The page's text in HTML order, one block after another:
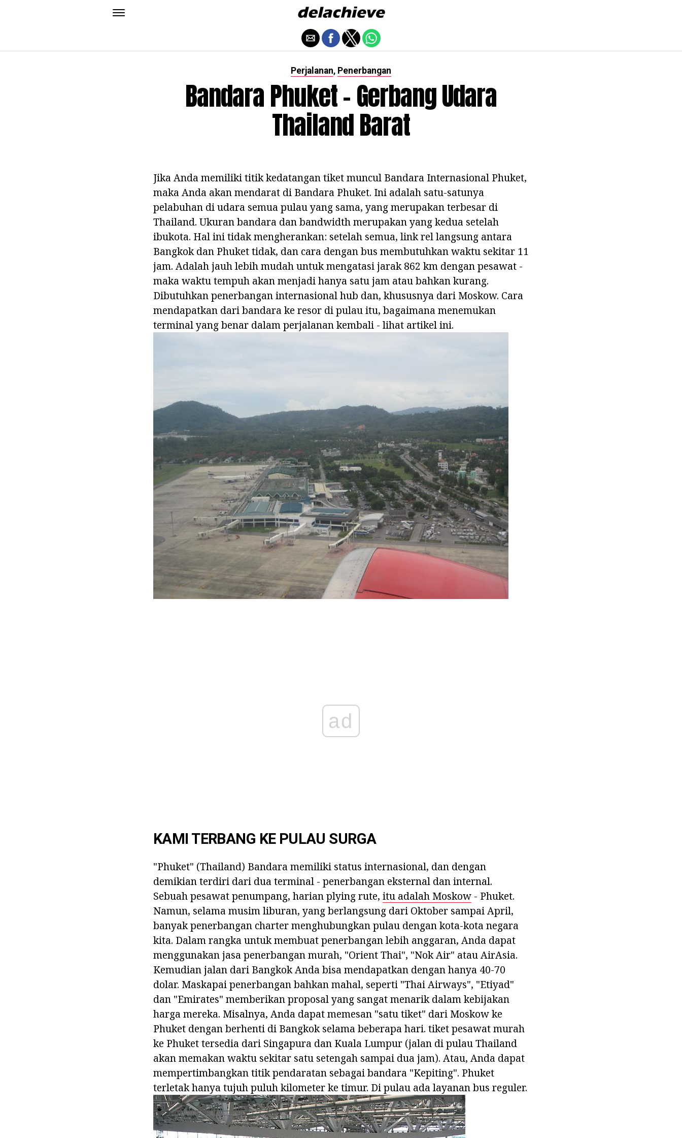
Perjalanan, Penerbangan
Bandara Phuket - Gerbang Udara
Thailand Barat
Jika Anda memiliki titik kedatangan tiket muncul Bandara Internasional Phuket,
maka Anda akan mendarat di Bandara Phuket. Ini adalah satu-satunya
pelabuhan di udara semua pulau yang sama, yang merupakan terbesar di
Thailand. Ukuran bandara dan bandwidth merupakan yang kedua setelah
ibukota. Hal ini tidak mengherankan: setelah semua, link rel langsung antara
Bangkok dan Phuket tidak, dan cara dengan bus membutuhkan waktu sekitar 11
jam. Adalah jauh lebih mudah untuk mengatasi jarak 862 km dengan pesawat -
maka waktu tempuh akan menjadi hanya satu jam atau bahkan kurang.
Dibutuhkan penerbangan internasional hub dan, khususnya dari Moskow. Cara
mendapatkan dari bandara ke resor di pulau itu, bagaimana menemukan
terminal yang benar dalam perjalanan kembali - lihat artikel ini.
ad
KAMI TERBANG KE PULAU SURGA
"Phuket" (Thailand) Bandara memiliki status internasional, dan dengan
demikian terdiri dari dua terminal - penerbangan eksternal dan internal.
Sebuah pesawat penumpang, harian plying rute, itu adalah Moskow - Phuket.
Namun, selama musim liburan, yang berlangsung dari Oktober sampai April,
banyak penerbangan charter menghubungkan pulau dengan kota-kota negara
kita. Dalam rangka untuk membuat penerbangan lebih anggaran, Anda dapat
menggunakan jasa penerbangan murah, "Orient Thai", "Nok Air" atau AirAsia.
Kemudian jalan dari Bangkok Anda bisa mendapatkan dengan hanya 40-70
dolar. Maskapai penerbangan bahkan mahal, seperti "Thai Airways", "Etiyad"
dan "Emirates" memberikan proposal yang sangat menarik dalam kebijakan
harga mereka. Misalnya, Anda dapat memesan "satu tiket" dari Moskow ke
Phuket dengan berhenti di Bangkok selama beberapa hari. tiket pesawat murah
ke Phuket tersedia dari Singapura dan Kuala Lumpur (jalan di pulau Thailand
akan memakan waktu sekitar satu setengah sampai dua jam). Atau, Anda dapat
mempertimbangkan titik pendaratan sebagai bandara "Kepiting". Phuket
terletak hanya tujuh puluh kilometer ke timur. Di pulau ada layanan bus reguler.